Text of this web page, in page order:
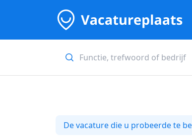
De vacature die u probeerde te